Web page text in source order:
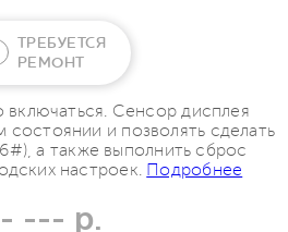
ТРЕБУЕТСЯ
РЕМОНТ
Сенсор дисплея
и позволять сделать
а также выполнить сброс
настроек. Подробнее
--- р.